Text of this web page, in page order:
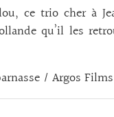
ce trio cher à
qu’il les
/ Argos Films